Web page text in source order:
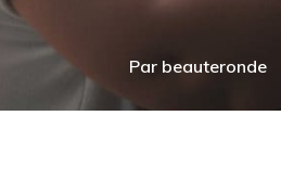
Par beauteronde